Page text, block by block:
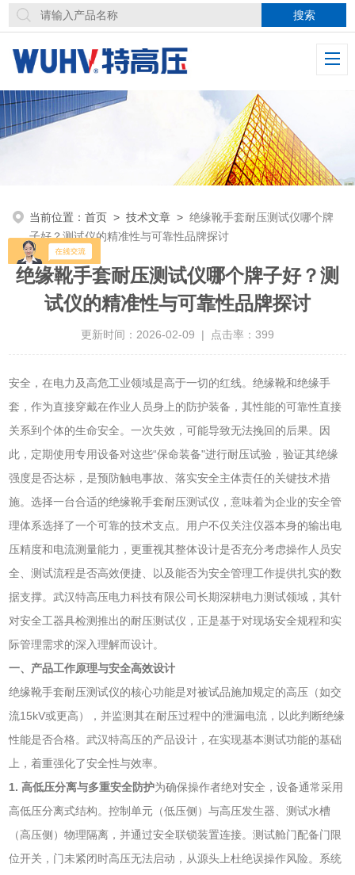
当前位置：首页 >技术文章 >绝缘靴手套耐压测试仪哪个牌
子好？测试仪的精准性与可靠性品牌探讨
绝缘靴手套耐压测试仪哪个牌子好？测
试仪的精准性与可靠性品牌探讨
更新时间：2026-02-09 | 点击率：399
安全，在电力及高危工业领域是高于一切的红线。绝缘靴和绝缘手
套，作为直接穿戴在作业人员身上的防护装备，其性能的可靠性直接
关系到个体的生命安全。一次失效，可能导致无法挽回的后果。因
此，定期使用专用设备对这些“保命装备"进行耐压试验，验证其绝缘
强度是否达标，是预防触电事故、落实安全主体责任的关键技术措
施。选择一台合适的绝缘靴手套耐压测试仪，意味着为企业的安全管
理体系选择了一个可靠的技术支点。用户不仅关注仪器本身的输出电
压精度和电流测量能力，更重视其整体设计是否充分考虑操作人员安
全、测试流程是否高效便捷、以及能否为安全管理工作提供扎实的数
据支撑。武汉特高压电力科技有限公司长期深耕电力测试领域，其针
对安全工器具检测推出的耐压测试仪，正是基于对现场安全规程和实
际管理需求的深入理解而设计。
一、产品工作原理与安全高效设计
绝缘靴手套耐压测试仪的核心功能是对被试品施加规定的高压（如交
流15kV或更高），并监测其在耐压过程中的泄漏电流，以此判断绝缘
性能是否合格。武汉特高压的产品设计，在实现基本测试功能的基础
上，着重强化了安全性与效率。
1. 高低压分离与多重安全防护为确保操作者绝对安全，设备通常采用
高低压分离式结构。控制单元（低压侧）与高压发生器、测试水槽
（高压侧）物理隔离，并通过安全联锁装置连接。测试舱门配备门限
位开关，门未紧闭时高压无法启动，从源头上杜绝误操作风险。系统